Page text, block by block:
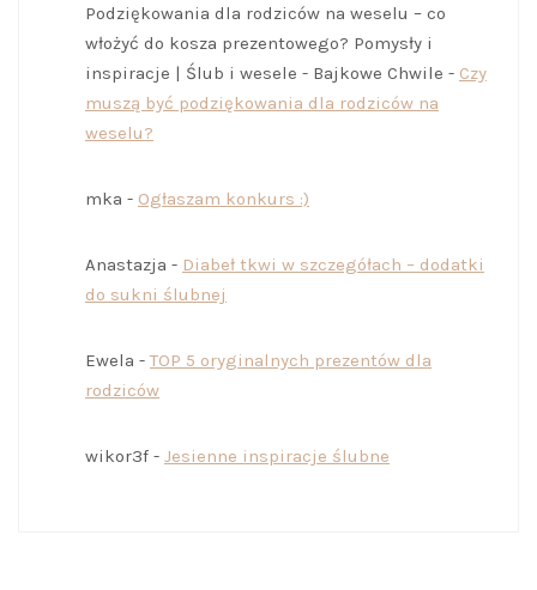
Podziękowania dla rodziców na weselu – co
włożyć do kosza prezentowego? Pomysły i
inspiracje | Ślub i wesele - Bajkowe Chwile - Czy
muszą być podziękowania dla rodziców na
weselu?
mka - Ogłaszam konkurs :)
Anastazja - Diabeł tkwi w szczegółach – dodatki
do sukni ślubnej
Ewela -TOP 5 oryginalnych prezentów dla
rodziców
wikor3f - Jesienne inspiracje ślubne